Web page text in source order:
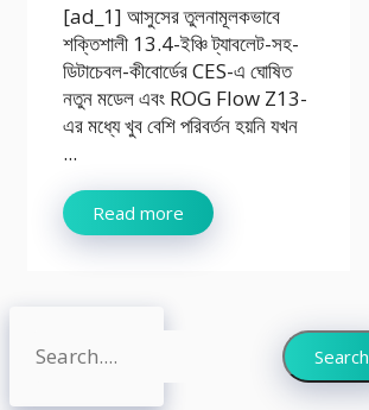
[ad_1] আসুসের তুলনামূলকভাবে
শক্তিশালী 13.4-ইঞ্চি ট্যাবলেট-সহ-
ডিটাচেবল-কীবোর্ডের CES-এ ঘোষিত
নতুন মডেল এবং ROG Flow Z13-
এর মধ্যে খুব বেশি পরিবর্তন হয়নি যখন
...
Read more
Search Search